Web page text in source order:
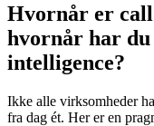
Hvornår er
hvornår har
intelligence?
Ikke alle virksomheder
fra dag ét. Her er en